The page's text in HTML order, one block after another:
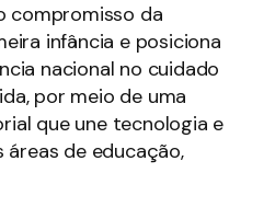
compromisso da
infância e posiciona
nacional no cuidado
por meio de uma
que une tecnologia e
de educação,